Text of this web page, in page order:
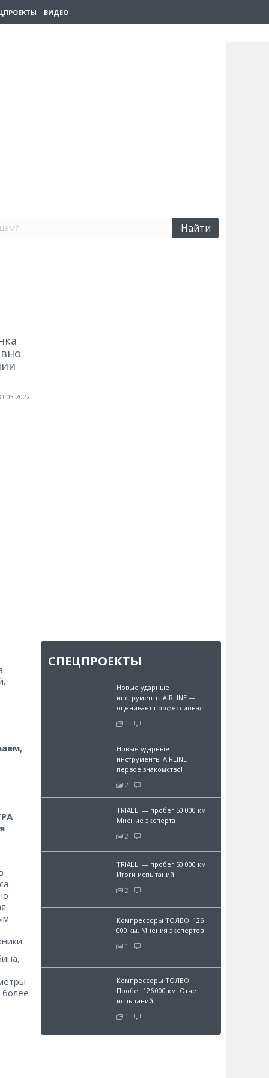
ВИДЕО
Найти
более
СПЕЦПРОЕКТЫ
Новые ударные
инструменты AIRLINE —
оценивает профессионал!
1
Новые ударные
инструменты AIRLINE —
первое знакомство!
2
TRIALLI — пробег 50 000 км.
Мнение эксперта
2
TRIALLI — пробег 50 000 км.
Итоги испытаний
2
Компрессоры ТОЛВО. 126
000 км. Мнения экспертов
1
Компрессоры ТОЛВО.
Пробег 126 000 км. Отчет
испытаний
1